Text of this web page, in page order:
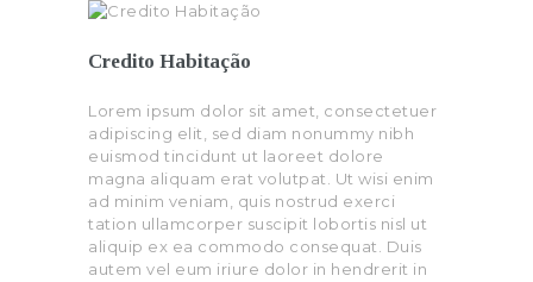
Credito Habitação
Lorem ipsum dolor sit amet, consectetuer
adipiscing elit, sed diam nonummy nibh
euismod tincidunt ut laoreet dolore
magna aliquam erat volutpat. Ut wisi enim
ad minim veniam, quis nostrud exerci
tation ullamcorper suscipit lobortis nisl ut
aliquip ex ea commodo consequat. Duis
autem vel eum iriure dolor in hendrerit in